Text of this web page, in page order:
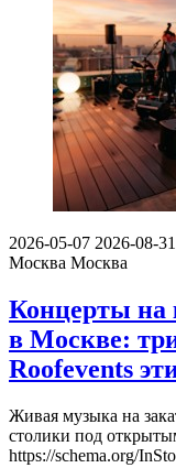
2026-05-07 2026-08-31
Москва Москва
Концерты
в Москве:
Roofevents
Живая музыка на
столики под
https://schema.org/